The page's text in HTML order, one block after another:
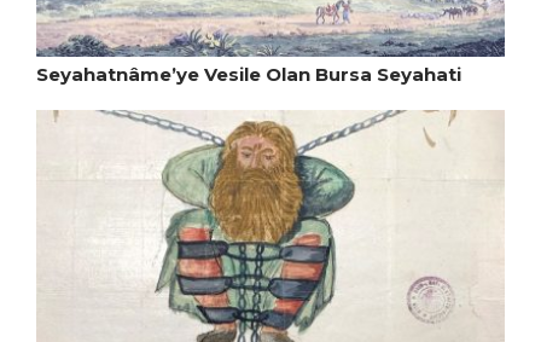
Seyahatnâme’ye Vesile Olan Bursa Seyahati